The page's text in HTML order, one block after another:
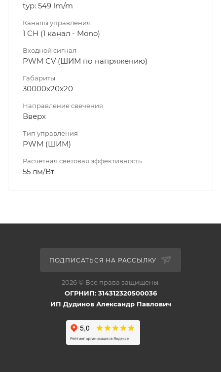
typ: 549 lm/m
Каналы управления
1 CH (1 канал - Mono)
Входной сигнал
PWM СV (ШИМ по напряжению)
Габариты
30000x20x20
Направление свечения
Вверх
Тип управления
PWM (ШИМ)
Расчетная световая эффективность
55 лм/Вт
ПОДПИСАТЬСЯ НА РАССЫЛКУ
2026 © Все права защищены.
ОГРНИП: 314312320500036
ИП Дудинов Александр Павлович